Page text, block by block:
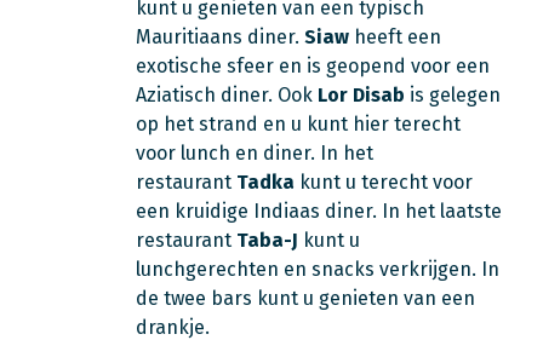
kunt u genieten van een typisch
Mauritiaans diner. Siaw heeft een
exotische sfeer en is geopend voor een
Aziatisch diner. Ook Lor Disab is gelegen
op het strand en u kunt hier terecht
voor lunch en diner. In het
restaurant Tadka kunt u terecht voor
een kruidige Indiaas diner. In het laatste
restaurant Taba-J kunt u
lunchgerechten en snacks verkrijgen. In
de twee bars kunt u genieten van een
drankje.